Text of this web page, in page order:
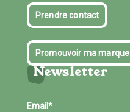
Prendre contact
Promouvoir ma marque
Newsletter